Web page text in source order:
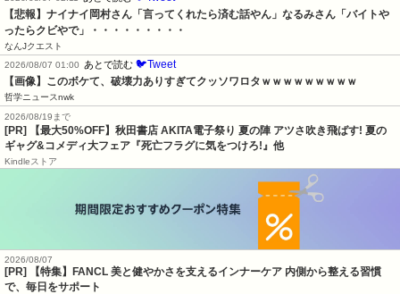
【悲報】ナイナイ岡村さん「言ってくれたら済む話やん」なるみさん「バイトや
ったらクビやで」・・・・・・・・・
なんJクエスト
2026/08/07 01:00
あとで読む 🐦Tweet
【画像】このボケて、破壊力ありすぎてクッソワロタｗｗｗｗｗｗｗｗｗ
哲学ニュースnwk
2026/08/19まで
[PR] 【最大50%OFF】秋田書店 AKITA電子祭り 夏の陣 アツさ吹き飛ばす! 夏の
ギャグ&コメディ大フェア『死亡フラグに気をつけろ!』他
Kindleストア
2026/08/07
[PR] 【特集】FANCL 美と健やかさを支えるインナーケア 内側から整える習慣
で、毎日をサポート